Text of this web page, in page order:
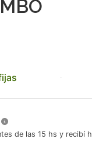
de las 15 hs y recibí